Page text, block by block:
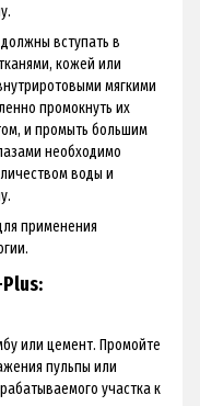
вступать в
кожей или
мягкими
промокнуть их
и промыть большим
необходимо
воды и
применения
или цемент. Промойте
пульпы или
участка к